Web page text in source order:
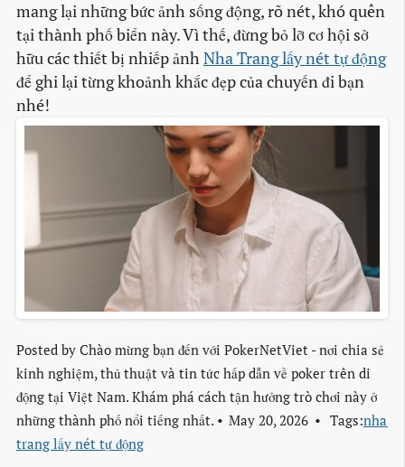
mang lại những bức ảnh sống động, rõ nét, khó quên
tại thành phố biển này. Vì thế, đừng bỏ lỡ cơ hội sở
hữu các thiết bị nhiếp ảnhNha Trang lấy nét tự động
để ghi lại từng khoảnh khắc đẹp của chuyến đi bạn
nhé!
Posted by Chào mừng bạn đến với PokerNetViet - nơi chia sẻ
kinh nghiệm, thủ thuật và tin tức hấp dẫn về poker trên di
động tại Việt Nam. Khám phá cách tận hưởng trò chơi này ở
những thành phố nổi tiếng nhất.
May 20, 2026 Tags:nha
trang lấy nét tự động